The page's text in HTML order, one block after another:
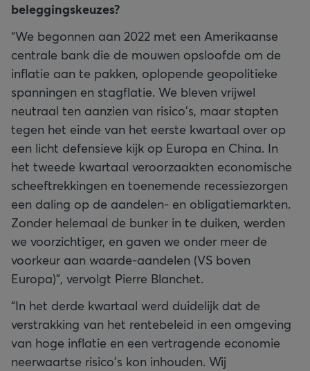
beleggingskeuzes?
“We begonnen aan 2022 met een Amerikaanse
centrale bank die de mouwen opsloofde om de
inflatie aan te pakken, oplopende geopolitieke
spanningen en stagflatie. We bleven vrijwel
neutraal ten aanzien van risico's, maar stapten
tegen het einde van het eerste kwartaal over op
een licht defensieve kijk op Europa en China. In
het tweede kwartaal veroorzaakten economische
scheeftrekkingen en toenemende recessiezorgen
een daling op de aandelen- en obligatiemarkten.
Zonder helemaal de bunker in te duiken, werden
we voorzichtiger, en gaven we onder meer de
voorkeur aan waarde-aandelen (VS boven
Europa)”, vervolgt Pierre Blanchet.
“In het derde kwartaal werd duidelijk dat de
verstrakking van het rentebeleid in een omgeving
van hoge inflatie en een vertragende economie
neerwaartse risico's kon inhouden. Wij